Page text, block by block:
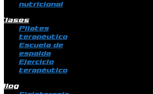
nutricional
Pilates
terapéutico
Escuela de
espalda
Ejercicio
terapéutico